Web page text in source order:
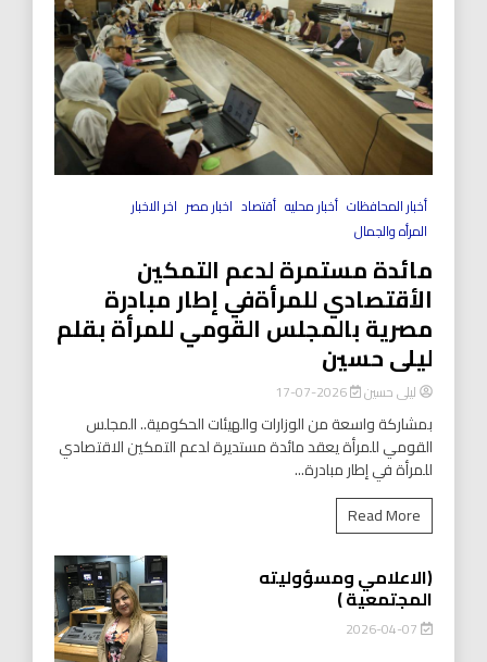
أخبار المحافظات أخبار محليه أقتصاد اخبار مصر اخر الاخبار
المرأه والجمال
مائدة مستمرة لدعم التمكين
الأقتصادي للمرأةفي إطار مبادرة
مصرية بالمجلس القومي للمرأة بقلم
ليلى حسين
ليلى حسين 2026-07-17
بمشاركة واسعة من الوزارات والهيئات الحكومية.. المجلس
القومي للمرأة يعقد مائدة مستديرة لدعم التمكين الاقتصادي
للمرأة في إطار مبادرة...
Read More
(الاعلامي ومسؤوليته
المجتمعية )
2026-04-07